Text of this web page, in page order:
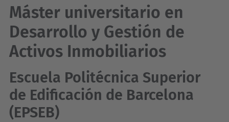
Máster universitario en
Desarrollo y Gestión de
Activos Inmobiliarios
Escuela Politécnica Superior
de Edificación de Barcelona
(EPSEB)